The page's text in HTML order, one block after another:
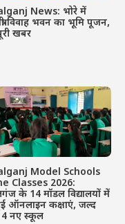
News: भोरे में
विवाह भवन का भूमि पूजन,
खबर
Model Schools
Classes 2026:
के 14 मॉडल विद्यालयों में
ऑनलाइन कक्षाएं, जल्द
नए स्कूल